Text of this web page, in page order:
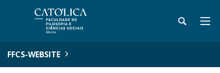
FFCS-WEBSITE